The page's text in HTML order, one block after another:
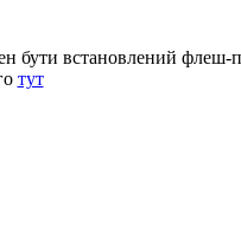
бути встановлений флеш-
тут